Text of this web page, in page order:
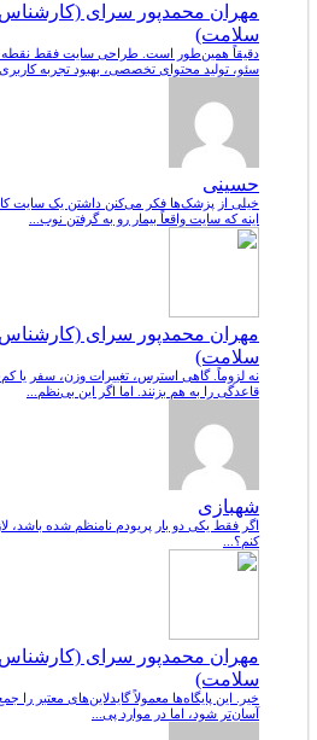
مهران محمدپور سرای
سلامت)
دقیقاً همین‌طور است. طراحی سایت فقط نقطه
سئو، تولید محتوای تخصصی، بهبود تجربه
حسینی
خیلی از پزشک‌ها فکر می‌کنن داشتن یک سایت
اینه که سایت واقعاً بیمار رو به گرفتن نوب...
مهران محمدپور سرای
سلامت)
نه لزوماً. گاهی استرس، تغییرات وزن، سفر یا
قاعدگی را به هم بزنند. اما اگر این بی‌نظم...
شهبازی
اگر فقط یکی دو بار پریودم نامنظم شده
کنم؟...
مهران محمدپور سرای
سلامت)
خیر. این پایگاه‌ها معمولاً گایدلاین‌های معتبر را
آسان‌تر شود، اما در موارد پی...